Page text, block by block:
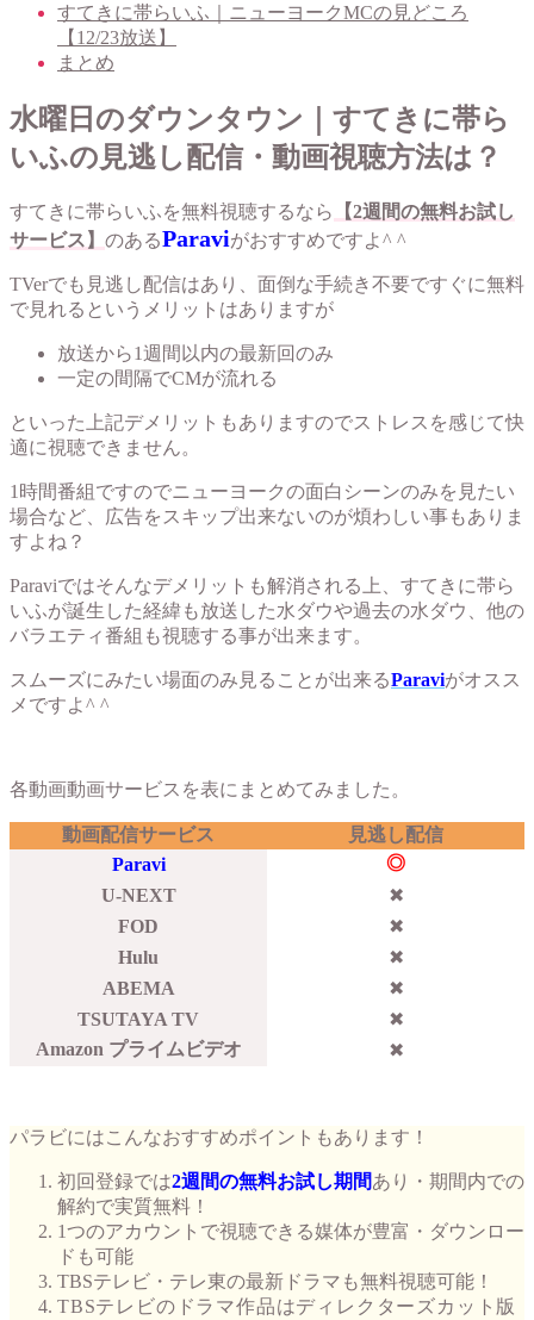
すてきに帯らいふ｜ニューヨークMCの見どころ
【12/23放送】
まとめ
水曜日のダウンタウン｜すてきに帯ら
いふの見逃し配信・動画視聴方法は？
すてきに帯らいふを無料視聴するなら
【2週間の無料お試し
サービス】 のあるParaviがおすすめですよ^ ^
TVerでも見逃し配信はあり、面倒な手続き不要ですぐに無料
で見れるというメリットはありますが
放送から1週間以内の最新回のみ
一定の間隔でCMが流れる
といった上記デメリットもありますのでストレスを感じて快
適に視聴できません。
1時間番組ですのでニューヨークの面白シーンのみを見たい
場合など、広告をスキップ出来ないのが煩わしい事もありま
すよね？
Paraviではそんなデメリットも解消される上、すてきに帯ら
いふが誕生した経緯も放送した水ダウや過去の水ダウ、他の
バラエティ番組も視聴する事が出来ます。
スムーズにみたい場面のみ見ることが出来るParaviがオスス
メですよ^ ^
各動画動画サービスを表にまとめてみました。
動画配信サービス
見逃し配信
Paravi
◎
U-NEXT
✖︎
FOD
✖︎
Hulu
✖︎
ABEMA
✖︎
TSUTAYA TV
✖︎
Amazon プライムビデオ
✖︎
パラビにはこんなおすすめポイントもあります！
初回登録では2週間の無料お試し期間あり・期間内での
解約で実質無料！
1つのアカウントで視聴できる媒体が豊富・ダウンロー
ドも可能
TBSテレビ・テレ東の最新ドラマも無料視聴可能！
TBSテレビのドラマ作品はディレクターズカット版